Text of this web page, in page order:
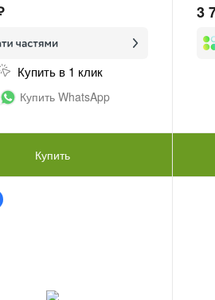
Купить в 1 клик
Купить WhatsApp
Купить
3